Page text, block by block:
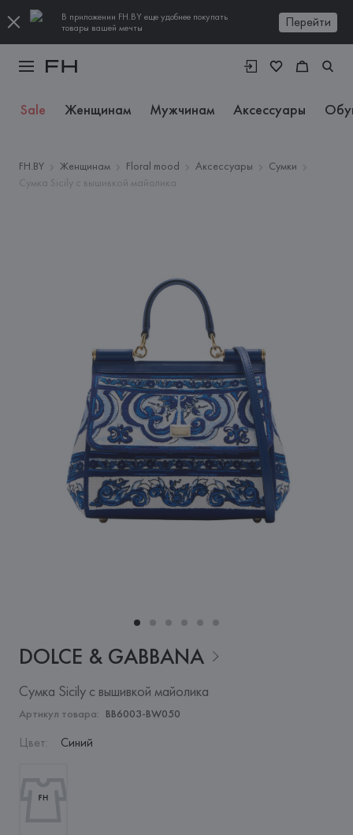
В приложении FH.BY еще удобнее покупать
товары вашей мечты
Перейти
Sale Женщинам Мужчинам Аксессуары
FH.BY Женщинам Floral mood Аксессуары
Сумки
Сумка Sicily с вышивкой майолика
DOLCE & GABBANA
Сумка Sicily с вышивкой майолика
Артикул товара: BB6003-BW050
Цвет: Синий